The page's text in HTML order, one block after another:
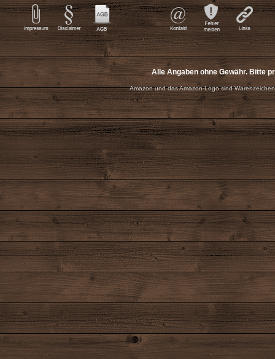
Alle Angaben ohne Gewähr. Bitte
Amazon und das Amazon-Logo sind